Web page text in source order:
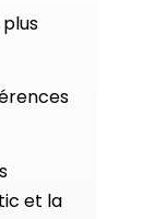
et la